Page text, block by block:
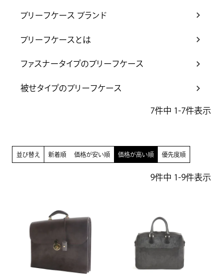
ブリーフケース ブランド
ブリーフケースとは
ファスナータイプのブリーフケース
被せタイプのブリーフケース
7件中 1-7件表示
並び替え 新着順 価格が安い順 価格が高い順 優先度順
9件中 1-9件表示